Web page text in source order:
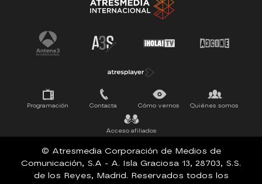
Tu cara me suena Pasapalabra
Programación Contacta Cómo vernos Quiénes somos
Acceso afiliados
© Atresmedia Corporación de Medios de
Comunicación, S.A - A. Isla Graciosa 13, 28703, S.S.
de los Reyes, Madrid. Reservados todos los